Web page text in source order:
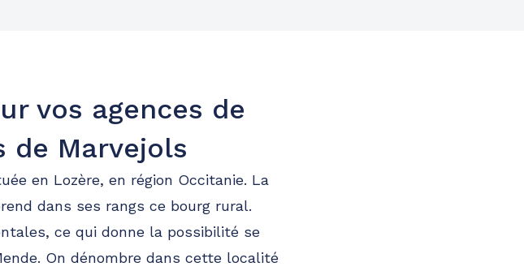
vos agences de
de Marvejols
en Lozère, en région Occitanie. La
dans ses rangs ce bourg rural.
ce qui donne la possibilité se
On dénombre dans cette localité